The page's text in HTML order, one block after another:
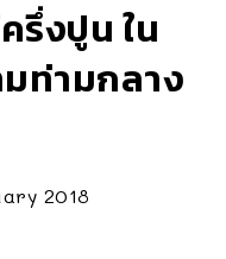
รึ่งปูน ใน
ท่ามกลาง
2018